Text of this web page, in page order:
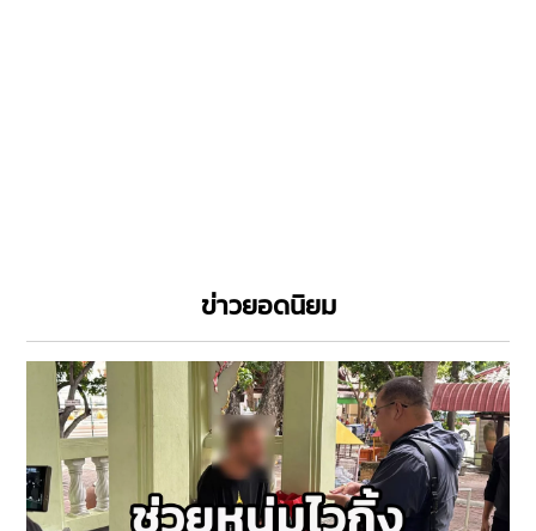
ข่าวยอดนิยม